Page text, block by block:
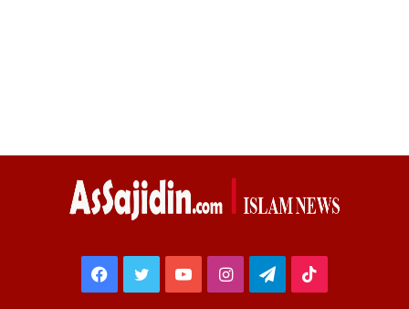
Facebook
TwitterYouTubeInstagram
Telegram